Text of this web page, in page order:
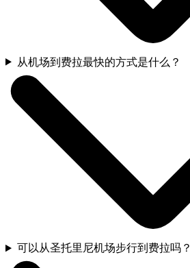
从机场到费拉最快的方式是什么？
可以从圣托里尼机场步行到费拉吗？